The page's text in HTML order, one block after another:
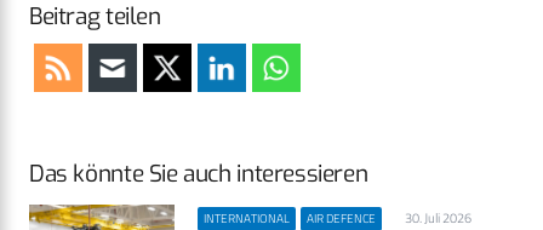
Beitrag teilen
Das könnte Sie auch interessieren
INTERNATIONAL AIR DEFENCE 30. Juli 2026